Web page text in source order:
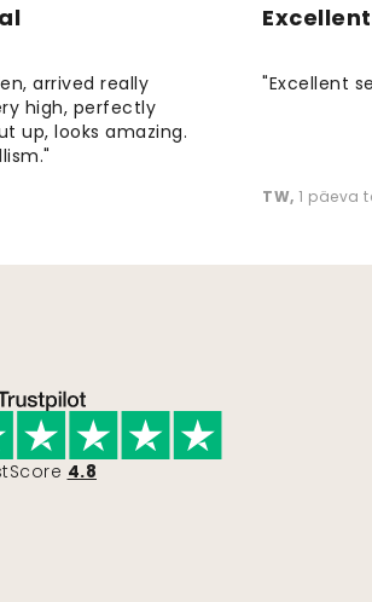
arrived really
high, perfectly
up, looks amazing.
"Excellent
TW, 1 päeva
4.8